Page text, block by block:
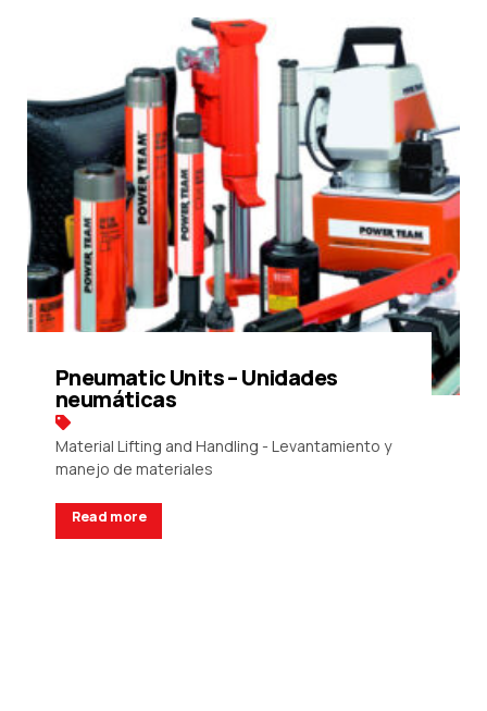
Material Lifting and Handling - Levantamiento y
manejo de materiales
Pneumatic Units – Unidades
neumáticas
Read more